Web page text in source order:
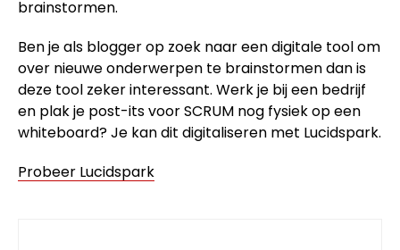
brainstormen.
Ben je als blogger op zoek naar een digitale tool om
over nieuwe onderwerpen te brainstormen dan is
deze tool zeker interessant. Werk je bij een bedrijf
en plak je post-its voor SCRUM nog fysiek op een
whiteboard? Je kan dit digitaliseren met Lucidspark.
Probeer Lucidspark